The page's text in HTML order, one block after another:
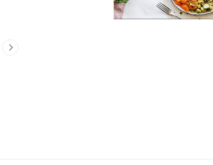
탓에 인스턴
속엔 각종 질병